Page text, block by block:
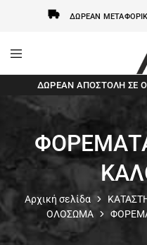
ΔΩΡΕΆΝ
AxidWear
Παιδικά
,
Ανδρικά
Axidwear
ΔΩΡΕΆΝ ΑΠΟΣΤΟΛΗ ΣΕ
Αρχική σελίδα
ΟΛΟΣΩΜΑ